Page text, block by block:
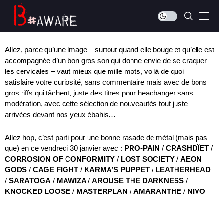
Allez, parce qu’une image – surtout quand elle bouge et qu’elle est
accompagnée d’un bon gros son qui donne envie de se craquer
les cervicales – vaut mieux que mille mots, voilà de quoi
satisfaire votre curiosité, sans commentaire mais avec de bons
gros riffs qui tâchent, juste des titres pour headbanger sans
modération, avec cette sélection de nouveautés tout juste
arrivées devant nos yeux ébahis…
Allez hop, c’est parti pour une bonne rasade de métal (mais pas
que) en ce vendredi 30 janvier avec : PRO-PAIN / CRASHDÏET /
CORROSION OF CONFORMITY / LOST SOCIETY / AEON
GODS / CAGE FIGHT / KARMA’S PUPPET / LEATHERHEAD
/ SARATOGA / MAWIZA / AROUSE THE DARKNESS /
KNOCKED LOOSE / MASTERPLAN / AMARANTHE / NIVO